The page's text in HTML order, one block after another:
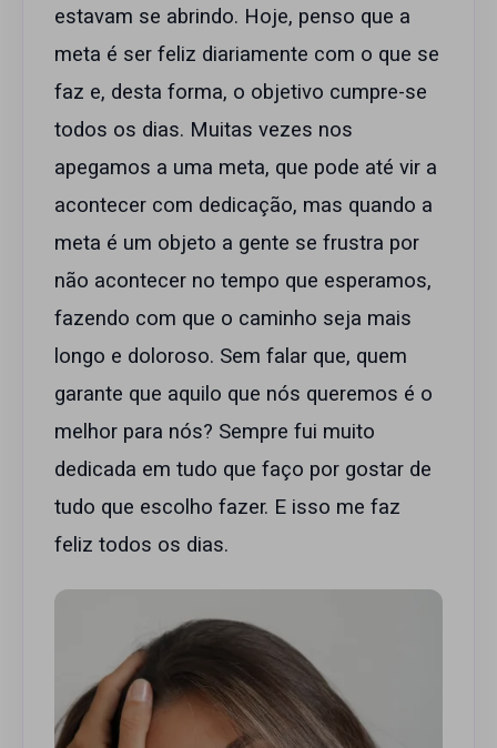
estavam se abrindo. Hoje, penso que a
meta é ser feliz diariamente com o que se
faz e, desta forma, o objetivo cumpre-se
todos os dias. Muitas vezes nos
apegamos a uma meta, que pode até vir a
acontecer com dedicação, mas quando a
meta é um objeto a gente se frustra por
não acontecer no tempo que esperamos,
fazendo com que o caminho seja mais
longo e doloroso. Sem falar que, quem
garante que aquilo que nós queremos é o
melhor para nós? Sempre fui muito
dedicada em tudo que faço por gostar de
tudo que escolho fazer. E isso me faz
feliz todos os dias.